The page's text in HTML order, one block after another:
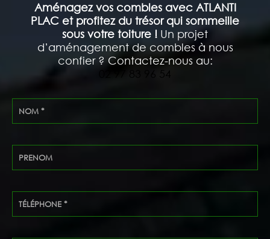
Aménagez vos combles avec ATLANTI
PLAC et profitez du trésor qui sommeille
sous votre toiture ! Un projet
d’aménagement de combles à nous
confier ? Contactez-nous au: